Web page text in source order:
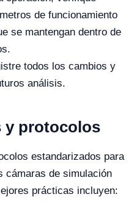
de funcionamiento
se mantengan dentro de
todos los cambios y
análisis.
y protocolos
estandarizados para
cámaras de simulación
prácticas incluyen: